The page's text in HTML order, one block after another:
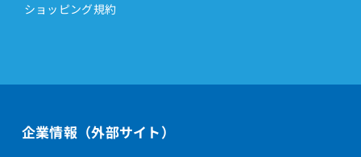
ショッピング規約
企業情報（外部サイト）